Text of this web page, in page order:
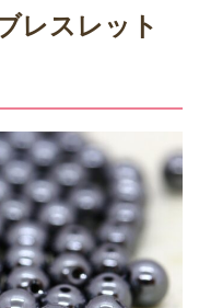
レスレット